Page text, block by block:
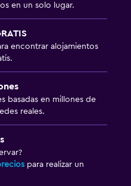
en un solo lugar.
encontrar alojamientos
basadas en millones de
reales.
para realizar un